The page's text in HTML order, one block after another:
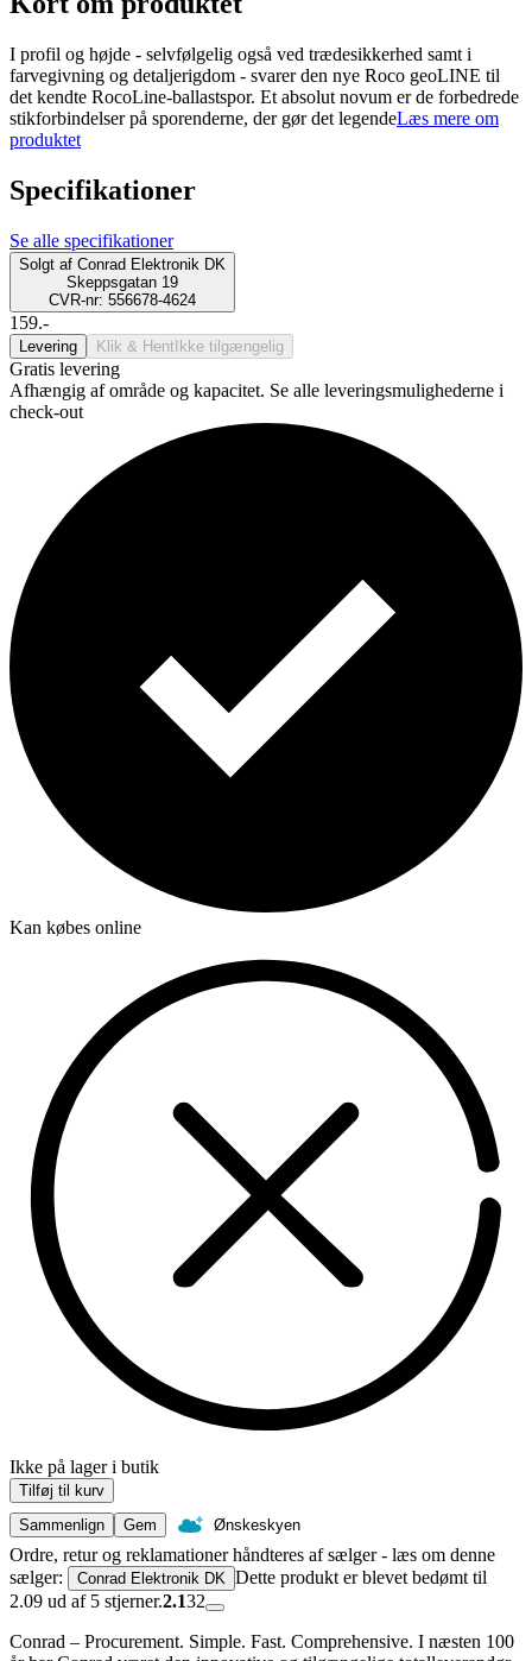
I profil og højde - selvfølgelig også ved trædesikkerhed samt i
farvegivning og detaljerigdom - svarer den nye Roco geoLINE til
det kendte RocoLine-ballastspor. Et absolut novum er de forbedrede
stikforbindelser på sporenderne, der gør det legendeLæs mere om
produktet
Specifikationer
Se alle specifikationer
Solgt af Conrad Elektronik DK
Skeppsgatan 19
CVR-nr: 556678-4624
159.-
Levering Klik & Hent Ikke tilgængelig
Gratis levering
Afhængig af område og kapacitet. Se alle leveringsmulighederne i
check-out
Kan købes online
Ikke på lager i butik
Tilføj til kurv
Sammenlign
Gem Ønskeskyen
Ordre, retur og reklamationer håndteres af sælger - læs om denne
sælger:
Conrad Elektronik DK Dette produkt er blevet bedømt til
2.09 ud af 5 stjerner.2.132
Conrad – Procurement. Simple. Fast. Comprehensive. I næsten 100